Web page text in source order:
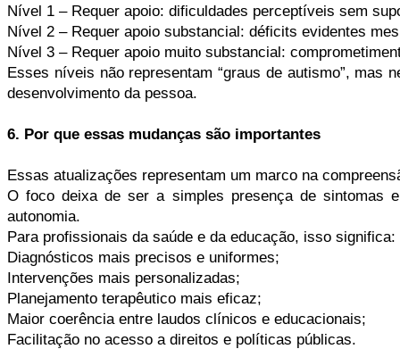
Nível 1 – Requer apoio: dificuldades perceptíveis sem
Nível 2 – Requer apoio substancial: déficits evidentes
Nível 3 – Requer apoio muito substancial:
Esses níveis não representam “graus de autismo”, mas
desenvolvimento da pessoa.
6. Por que essas mudanças são importantes
Essas atualizações representam um marco na
O foco deixa de ser a simples presença de sintomas
autonomia.
Para profissionais da saúde e da educação, isso significa:
Diagnósticos mais precisos e uniformes;
Intervenções mais personalizadas;
Planejamento terapêutico mais eficaz;
Maior coerência entre laudos clínicos e educacionais;
Facilitação no acesso a direitos e políticas públicas.